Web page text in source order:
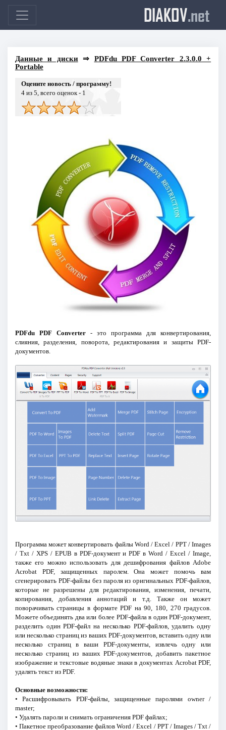
DIAKOV.net
Данные и диски⇒ PDFdu PDF Converter 2.3.0.0 +
Portable
Оцените новость / программу!
4из 5, всего оценок - 1
PDFdu PDF Converter- это программа для конвертирования,
слияния, разделения, поворота, редактирования и защиты PDF-
документов.
Программа может конвертировать файлы Word / Excel / PPT / Images
/ Txt / XPS / EPUB в PDF-документ и PDF в Word / Excel / Image,
также его можно использовать для дешифрования файлов Adobe
Acrobat PDF, защищенных паролем. Она может помочь вам
сгенерировать PDF-файлы без пароля из оригинальных PDF-файлов,
которые не разрешены для редактирования, изменения, печати,
копирования, добавления аннотаций и т.д. Также он может
поворачивать страницы в формате PDF на 90, 180, 270 градусов.
Можете объединять два или более PDF-файла в один PDF-документ,
разделить один PDF-файл на несколько PDF-файлов, удалить одну
или несколько страниц из ваших PDF-документов, вставить одну или
несколько страниц в ваши PDF-документы, извлечь одну или
несколько страниц из ваших PDF-документов, добавить пакетное
изображение и текстовые водяные знаки в документах Acrobat PDF,
удалять текст из PDF.
Основные возможности:
• Расшифровывать PDF-файлы, защищенные паролями owner /
master;
• Удалять пароли и снимать ограничения PDF файлах;
• Пакетное преобразование файлов Word / Excel / PPT / Images / Txt /